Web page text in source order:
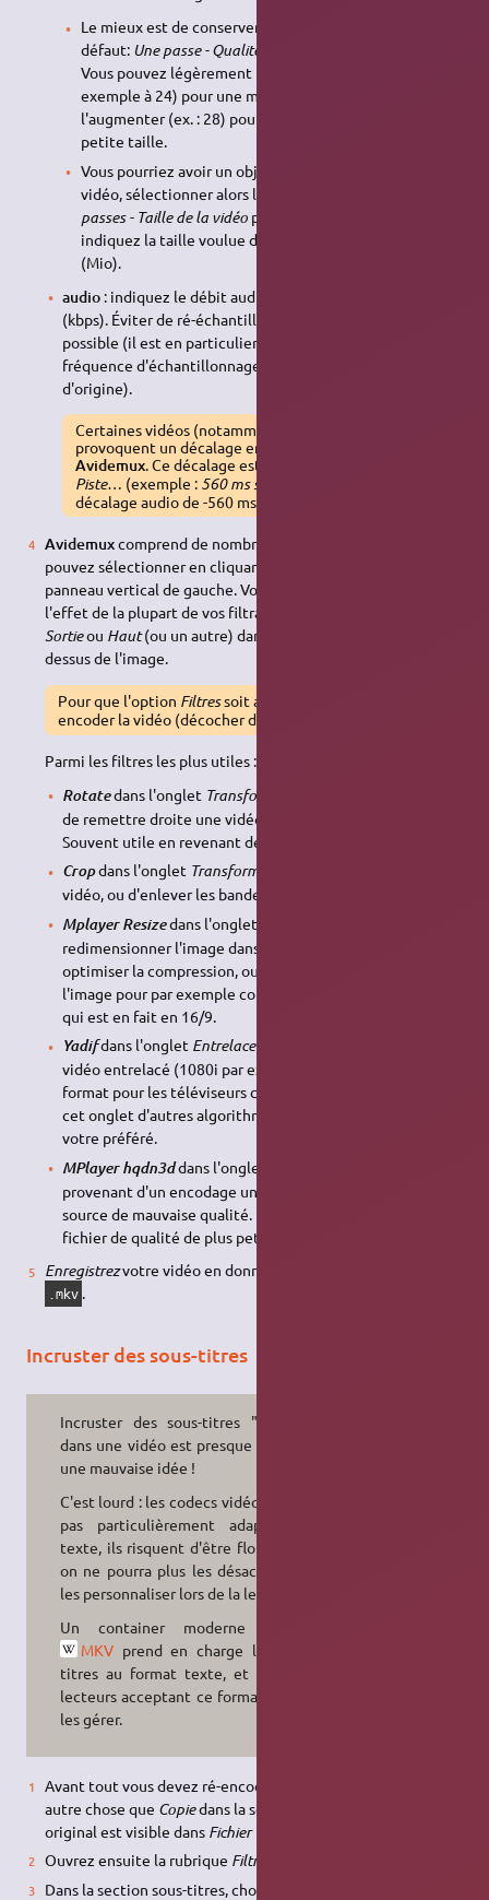
Le mieux est de conserver le
défaut: Une passe - Qualité Quantificateur (moyenne)
Vous pouvez légèrement baisser le
exemple à 24) pour une meilleure qualité vidéo ou
l'augmenter (ex. : 28) pour obtenir un fichier de plus
petite taille.
Vous pourriez avoir un objectif de taille pour votre
vidéo, sélectionner alors le
passes - Taille de la vidéopuis dans la ligne du dessous,
indiquez la taille voulue de votre vidéo en mégaoctets
(Mio).
audio : indiquez le débit audio en kilobits par seconde
(kbps). Éviter de ré-échantillonner dans la mesure du
possible (il est en particulier inutile et d'utiliser une
fréquence d'échantillonnage supérieure au format
d'origine).
Certaines vidéos (notamment sur certains DVD)
provoquent un décalage entre l'audio et la vidéo avec
Avidemux. Ce décalage est visible dans:
Piste… (exemple : 560 ms shift
décalage audio de -560 ms).
Avidemuxcomprend de nombreux
pouvez sélectionner en cliquant sur
panneau vertical de gauche. Vous pourrez prévisualiser
l'effet de la plupart de vos filtrages en remplaçant
Sortieou Haut(ou un autre) dans le menu déroulant au
dessus de l'image.
Pour que l'option Filtressoit accessible, vous devez ré-
encoder la vidéo (décocher donc
Parmi les filtres les plus utiles :
Rotatedans l'onglet Transformation
de remettre droite une vidéo prise en orientation
Souvent utile en revenant de vacances…
Cropdans l'onglet Transformation
vidéo, ou d'enlever les bandes noires autour de l'image.
Mplayer Resizedans l'onglet
redimensionner l'image dans des tailles plus petites pour
optimiser la compression, ou déformer le ratio d'aspect de
l'image pour par exemple corriger un enregistrement 4/3
qui est en fait en 16/9.
Yadifdans l'onglet Entrelacement
vidéo entrelacé (1080i par exemple, ou autre ancien
format pour les téléviseurs cathodiques). Il existe dans
cet onglet d'autres algorithmes équivalents, choisissez
votre préféré.
MPlayer hqdn3ddans l'onglet
provenant d'un encodage un peu sévère ou d'un fichier
source de mauvaise qualité. Il permet l'obtention d'un
fichier de qualité de plus petite taille.
Enregistrezvotre vidéo en donnant un nom finissant par
.mkv .
Incruster des sous-titres
Incruster des sous-titres "en dur"
dans une vidéo est presque toujours
une mauvaise idée !
C'est lourd : les codecs vidéo ne sont
pas particulièrement adaptés au
texte, ils risquent d'être floutés ; et
on ne pourra plus les désactiver, ou
les personnaliser lors de la lecture.
Un container moderne comme
MKV prend en charge les sous-
titres au format texte, et tous les
lecteurs acceptant ce format savent
les gérer.
Avant tout vous devez ré-encoder la vidéo, et donc choisir
autre chose que Copiedans la section
original est visible dans Fichier→
Ouvrez ensuite la rubrique Filtres
Dans la section sous-titres, choisissez le module